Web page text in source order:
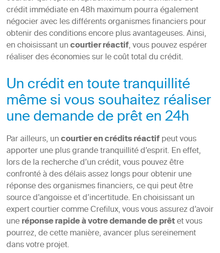
crédit immédiate en 48h maximum pourra également
négocier avec les différents organismes financiers pour
obtenir des conditions encore plus avantageuses. Ainsi,
en choisissant uncourtier réactif, vous pouvez espérer
réaliser des économies sur le coût total du crédit.
Un crédit en toute tranquillité
même si vous souhaitez réaliser
une demande de prêt en 24h
Par ailleurs, uncourtier en crédits réactifpeut vous
apporter une plus grande tranquillité d’esprit. En effet,
lors de la recherche d’un crédit, vous pouvez être
confronté à des délais assez longs pour obtenir une
réponse des organismes financiers, ce qui peut être
source d’angoisse et d’incertitude. En choisissant un
expert courtier comme Crefilux, vous vous assurez d’avoir
uneréponse rapide à votre demande de prêtet vous
pourrez, de cette manière, avancer plus sereinement
dans votre projet.